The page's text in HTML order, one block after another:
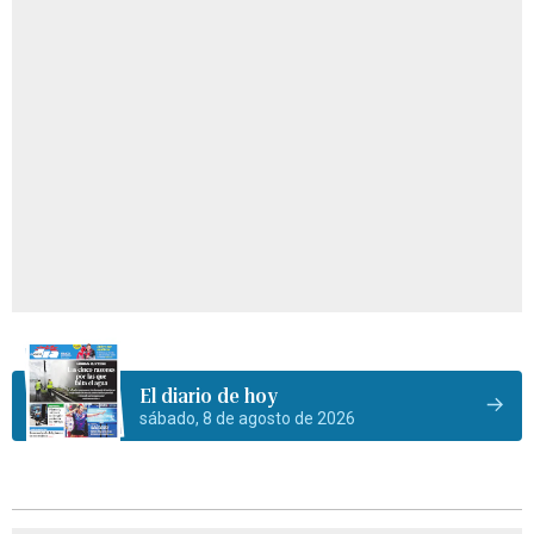
El diario de hoy
sábado, 8 de agosto de 2026